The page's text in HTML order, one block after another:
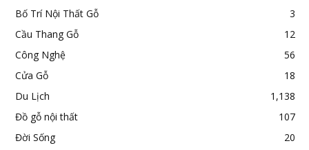
Bố Trí Nội Thất Gỗ
3
Cầu Thang Gỗ
12
Công Nghệ
56
Cửa Gỗ
18
Du Lịch
1,138
Đồ gỗ nội thất
107
Đời Sống
20